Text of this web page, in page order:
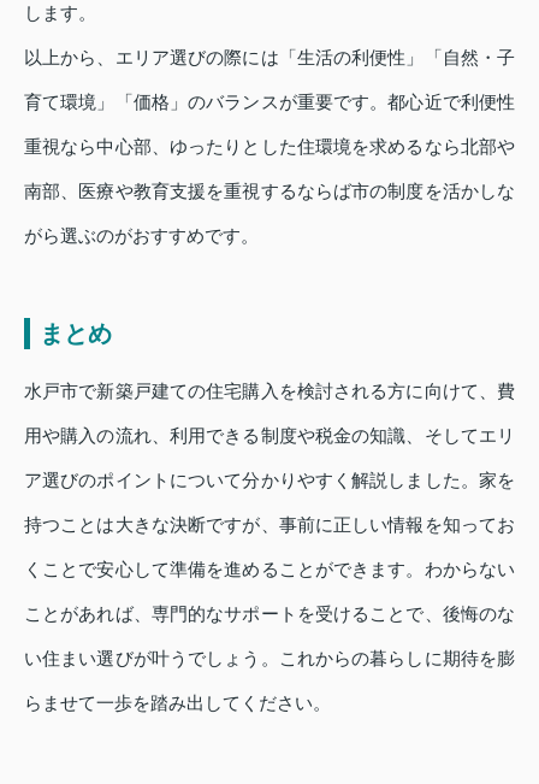
します。
以上から、エリア選びの際には「生活の利便性」「自然・子
育て環境」「価格」のバランスが重要です。都心近で利便性
重視なら中心部、ゆったりとした住環境を求めるなら北部や
南部、医療や教育支援を重視するならば市の制度を活かしな
がら選ぶのがおすすめです。
まとめ
水戸市で新築戸建ての住宅購入を検討される方に向けて、費
用や購入の流れ、利用できる制度や税金の知識、そしてエリ
ア選びのポイントについて分かりやすく解説しました。家を
持つことは大きな決断ですが、事前に正しい情報を知ってお
くことで安心して準備を進めることができます。わからない
ことがあれば、専門的なサポートを受けることで、後悔のな
い住まい選びが叶うでしょう。これからの暮らしに期待を膨
らませて一歩を踏み出してください。